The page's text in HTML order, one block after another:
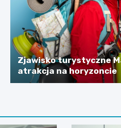
Zjawisko turystyczne
atrakcja na horyzoncie